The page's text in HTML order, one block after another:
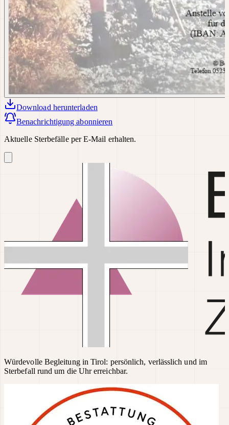
Download herunterladen
Benachrichtigung abonnieren
Aktuelle Sterbefälle per E-Mail erhalten.
Würdevolle Begleitung in Tirol: persönlich, verlässlich und im
Sterbefall rund um die Uhr erreichbar.